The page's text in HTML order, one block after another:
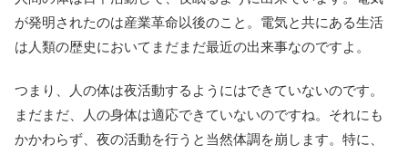
が発明されたのは産業革命以後のこと。電気と共にある生活
は人類の歴史においてまだまだ最近の出来事なのですよ。
つまり、人の体は夜活動するようにはできていないのです。
まだまだ、人の身体は適応できていないのですね。それにも
かかわらず、夜の活動を行うと当然体調を崩します。特に、